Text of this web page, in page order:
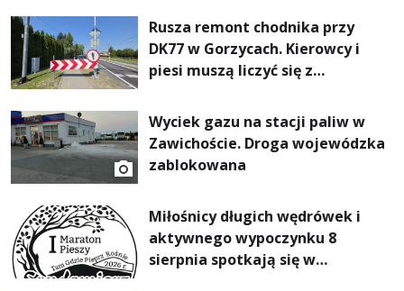
Rusza remont chodnika przy
DK77 w Gorzycach. Kierowcy i
piesi muszą liczyć się z
Wyciek gazu na stacji paliw w
Zawichoście. Droga wojewódzka
zablokowana
Miłośnicy długich wędrówek i
aktywnego wypoczynku 8
sierpnia spotkają się w